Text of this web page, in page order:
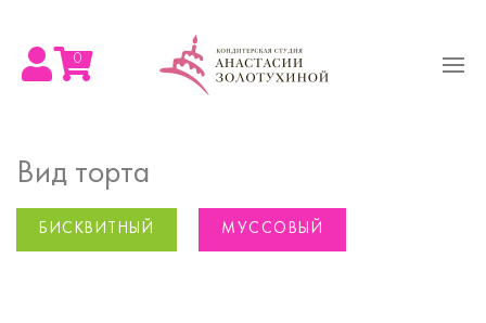
0
Вид торта
БИСКВИТНЫЙ МУССОВЫЙ